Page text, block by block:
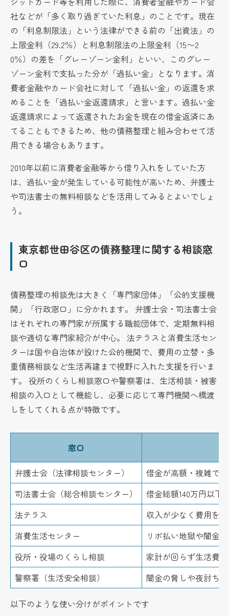
社などが「多く取り過ぎていた利息」のことです。現在
の「利息制限法」という法律ができる前の「出資法」の
上限金利（29.2％）と利息制限法の上限金利（15〜2
0％）の差を「グレーゾーン金利」といい、このグレー
ゾーン金利で支払った分が「過払い金」となります。消
費者金融やカード会社に対して「過払い金」の返還を求
めることを「過払い金返還請求」と言います。過払い金
返還請求によって返還されたお金を現在の借金返済にあ
てることもできるため、他の債務整理と組み合わせて活
用できる場合もあります。
2010年以前に消費者金融等から借り入れをしていた方
は、過払い金が発生している可能性が高いため、弁護士
や司法書士の無料相談などを活用してみるとよいでしょ
う。
東京都世田谷区の債務整理に関する相談窓
口
債務整理の相談先は大きく「専門家団体」「公的支援機
関」「行政窓口」に分かれます。 弁護士会・司法書士会
はそれぞれの専門家が所属する職能団体で、定期無料相
談や適切な専門家紹介が中心。 法テラスと消費生活セン
ターは国や自治体が設けた公的機関で、費用の立替・多
重債務相談など生活再建まで視野に入れた支援を行いま
す。 役所のくらし相談窓口や警察署は、生活相談・被害
相談の入口として機能し、必要に応じて専門機関へ橋渡
しをしてくれる点が特徴です。
窓口
弁護士会（法律相談センター）
借金が高額・複雑で
司法書士会（総合相談センター）
借金総額140万円以下
法テラス
収入が少なく費用を
消費生活センター
リボ払い地獄や闇金
役所・役場のくらし相談
家計が回らず生活費
警察署（生活安全相談）
闇金の脅しや夜討ち
以下のような使い分けがポイントです